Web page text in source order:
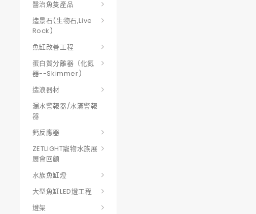
醫治魚隻產品
造景石(生物石,Live
Rock)
魚缸改善工程
蛋白質分離器（化氮
器--skimmer)
造浪器材
漏水警報器/水滿警報
器
鈣反應器
ZETLIGHT寵物水族展
展會回顧
水族魚缸燈
大型魚缸LED燈工程
燈架